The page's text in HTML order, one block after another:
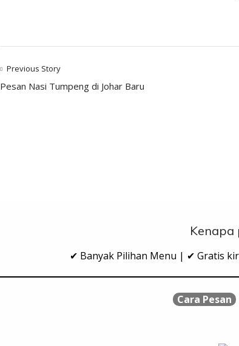
Previous Story
Pesan Nasi Tumpeng di Johar Baru
Kenapa
✔ Banyak Pilihan Menu | ✔ Gratis
Cara Pesan